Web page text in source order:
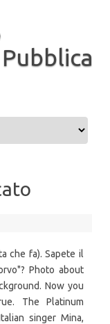
che fa). Sapete il
Photo about
Now you
The Platinum
singer Mina,